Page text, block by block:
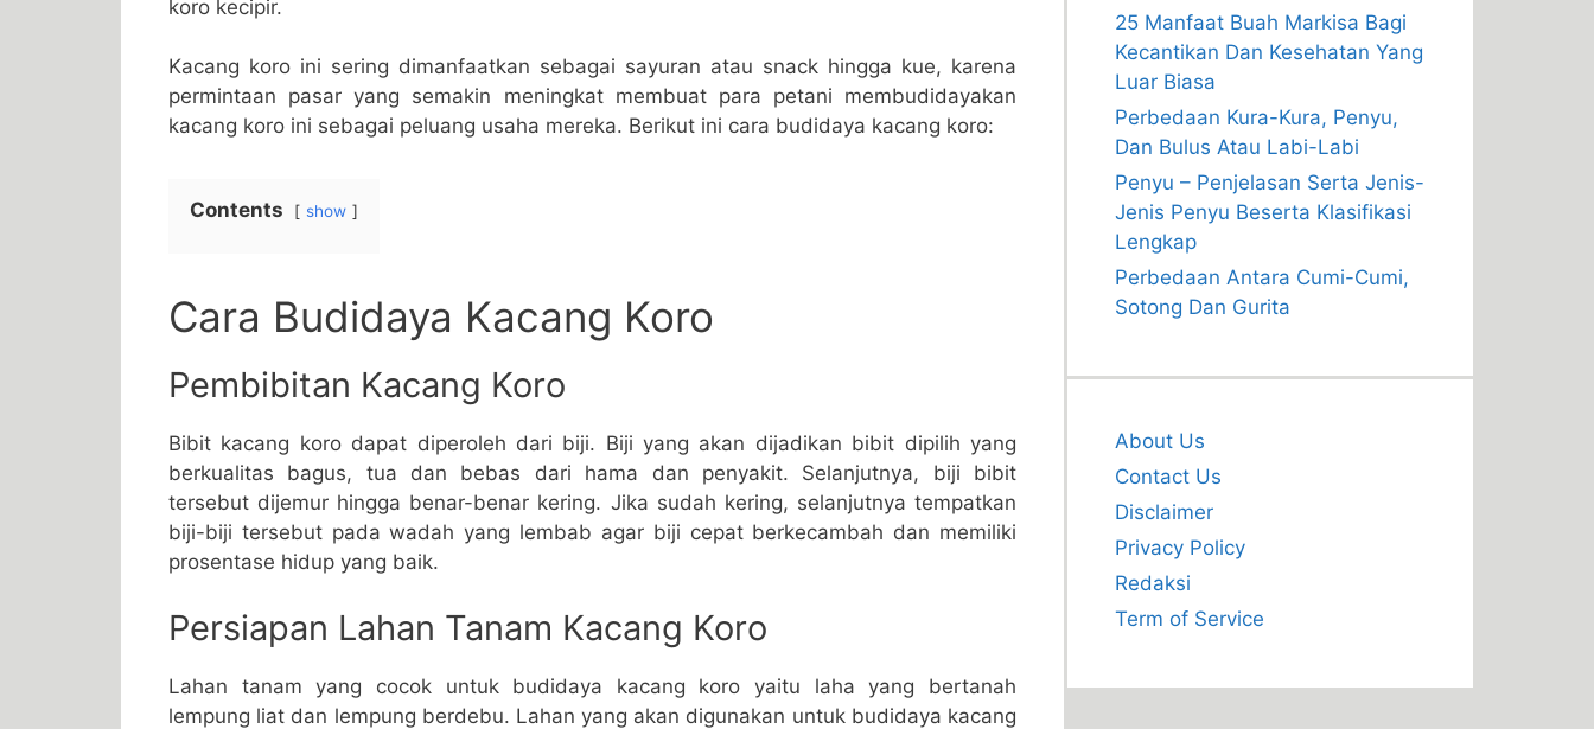
koro kecipir.
Kacang koro ini sering dimanfaatkan sebagai sayuran atau snack hingga kue, karena
permintaan pasar yang semakin meningkat membuat para petani membudidayakan
kacang koro ini sebagai peluang usaha mereka. Berikut ini cara budidaya kacang koro:
Contents show
Cara Budidaya Kacang Koro
Pembibitan Kacang Koro
Bibit kacang koro dapat diperoleh dari biji. Biji yang akan dijadikan bibit dipilih yang
berkualitas bagus, tua dan bebas dari hama dan penyakit. Selanjutnya, biji bibit
tersebut dijemur hingga benar-benar kering. Jika sudah kering, selanjutnya tempatkan
biji-biji tersebut pada wadah yang lembab agar biji cepat berkecambah dan memiliki
prosentase hidup yang baik.
Persiapan Lahan Tanam Kacang Koro
Lahan tanam yang cocok untuk budidaya kacang koro yaitu laha yang bertanah
lempung liat dan lempung berdebu. Lahan yang akan digunakan untuk budidaya kacang
25 Manfaat Buah Markisa Bagi
Kecantikan Dan Kesehatan Yang
Luar Biasa
Perbedaan Kura-Kura, Penyu,
Dan Bulus Atau Labi-Labi
Penyu – Penjelasan Serta Jenis-
Jenis Penyu Beserta Klasifikasi
Lengkap
Perbedaan Antara Cumi-Cumi,
Sotong Dan Gurita
About Us
Contact Us
Disclaimer
Privacy Policy
Redaksi
Term of Service